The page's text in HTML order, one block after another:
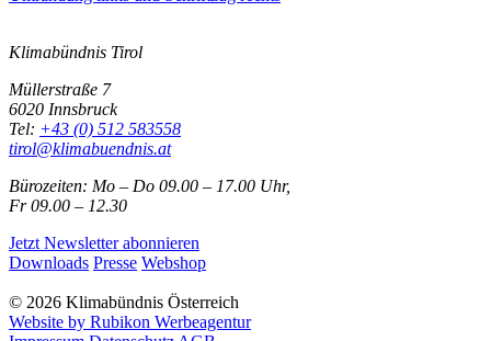
Klimabündnis Tirol
Müllerstraße 7
6020 Innsbruck
Tel: +43 (0) 512 583558
tirol@klimabuendnis.at
Bürozeiten: Mo – Do 09.00 – 17.00 Uhr,
Fr 09.00 – 12.30
Jetzt Newsletter abonnieren
Downloads Presse Webshop
© 2026 Klimabündnis Österreich
Website by Rubikon Werbeagentur